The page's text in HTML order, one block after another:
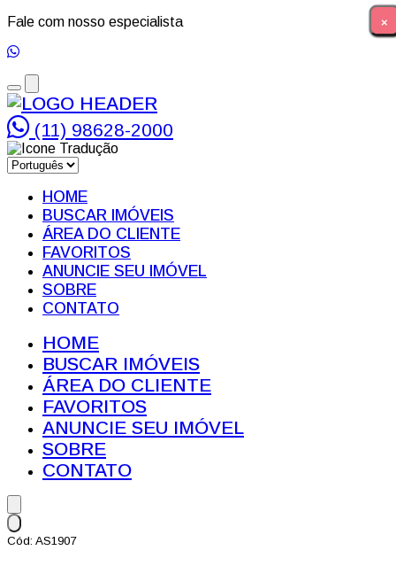
Fale com nosso especialista
Toggle
navigation
navigation
(11) 98628-2000
Traduções
HOME
BUSCAR IMÓVEIS
ÁREA DO CLIENTE
FAVORITOS
ANUNCIE SEU IMÓVEL
SOBRE
CONTATO
HOME
BUSCAR IMÓVEIS
ÁREA DO CLIENTE
FAVORITOS
ANUNCIE SEU IMÓVEL
SOBRE
CONTATO
Cód: AS1907
×
×